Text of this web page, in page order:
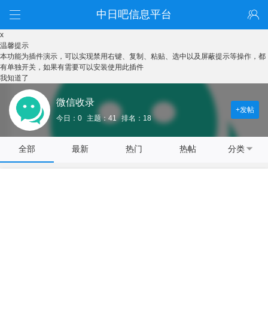
中日吧信息平台
x
温馨提示
本功能为插件演示，可以实现禁用右键、复制、粘贴、选中以及屏蔽提示等操作，都
有单独开关，如果有需要可以安装使用此插件
我知道了
微信收录
今日：0 主题：41 排名：18
+发帖
全部 最新 热门 热帖 分类